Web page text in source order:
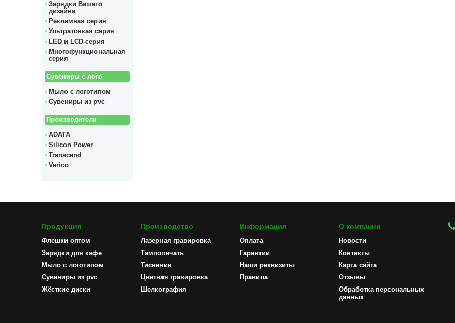
Зарядки Вашего
дизайна
Рекламная серия
Ультратонкая серия
LED и LCD-серия
Многофункциональная
серия
Сувениры с лого
Мыло с логотипом
Сувениры из pvc
Производители
ADATA
Silicon Power
Transcend
Verico
Продукция
Флешки оптом
Зарядки для кафе
Мыло с логотипом
Сувениры из pvc
Жёсткие диски
Производство
Лазерная гравировка
Тампопечать
Тиснение
Цветная гравировка
Шелкография
Информация
Оплата
Гарантии
Наши реквизиты
Правила
О компании
Новости
Контакты
Карта сайта
Отзывы
Обработка персональных
данных